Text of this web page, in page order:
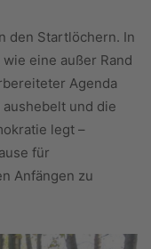
den Startlöchern. In
eine außer Rand
Agenda
und die
legt –
für
Anfängen zu